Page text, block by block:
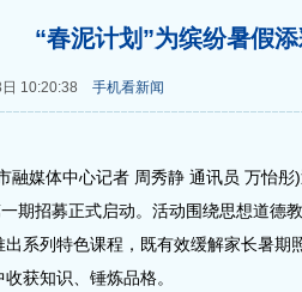
“春泥计划”为缤纷暑假
日 10:20:38 手机看新闻
媒体中心记者 周秀静 通讯员 万怡彤)
期招募正式启动。活动围绕思想道德
系列特色课程，既有效缓解家长暑期
获知识、锤炼品格。